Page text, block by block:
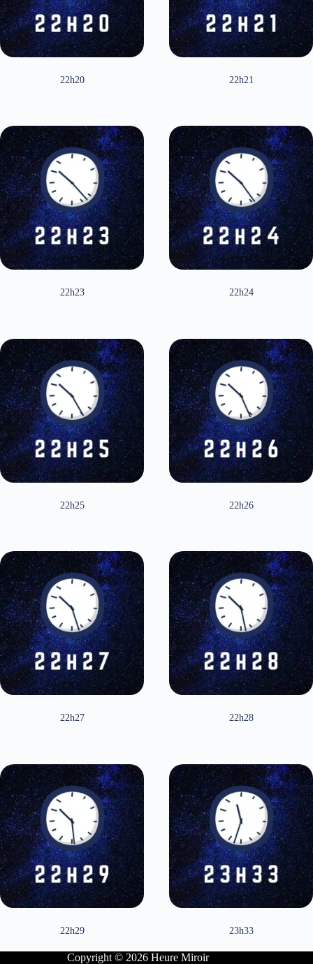
22h20 22h21
22h23 22h24
22h25 22h26
22h27 22h28
22h29 23h33
Copyright © 2026 Heure Miroir